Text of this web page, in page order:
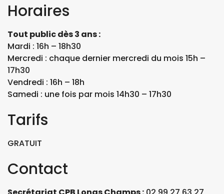
Horaires
Tout public dès 3 ans :
Mardi : 16h – 18h30
Mercredi : chaque dernier mercredi du mois 15h –
17h30
Vendredi : 16h – 18h
Samedi : une fois par mois 14h30 – 17h30
Tarifs
GRATUIT
Contact